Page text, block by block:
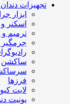
تجهیزات
ابزار
اسکنر
ترمیم
جرمگیر
ساکشن
فرزها
لایت
یونیت